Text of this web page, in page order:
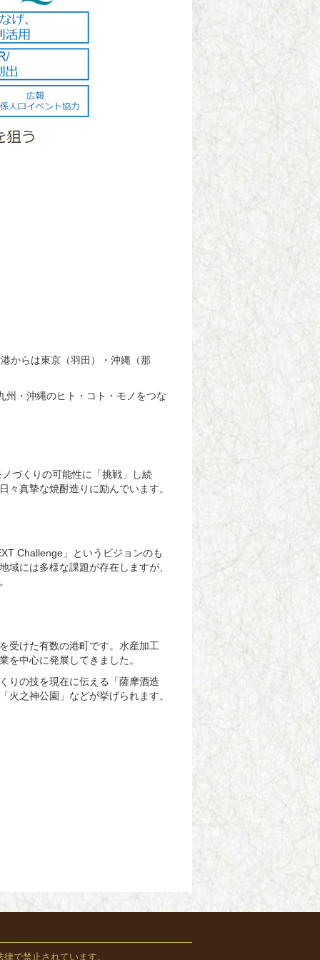
からは東京（羽田）・沖縄（那
州・沖縄のヒト・コト・モノをつな
づくりの可能性に「挑戦」し続
真摯な焼酎造りに励んでいます。
Challenge 」というビジョンのも
には多様な課題が存在しますが、
けた有数の港町です。 水産加工
中心に発展してきました。
の技を現在に伝える「薩摩酒造
之神公園」などが挙げられます。
で禁止されています。